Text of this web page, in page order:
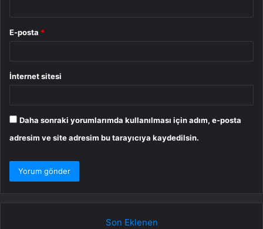
E-posta *
İnternet sitesi
Daha sonraki yorumlarımda kullanılması için adım, e-posta
adresim ve site adresim bu tarayıcıya kaydedilsin.
Son Eklenen